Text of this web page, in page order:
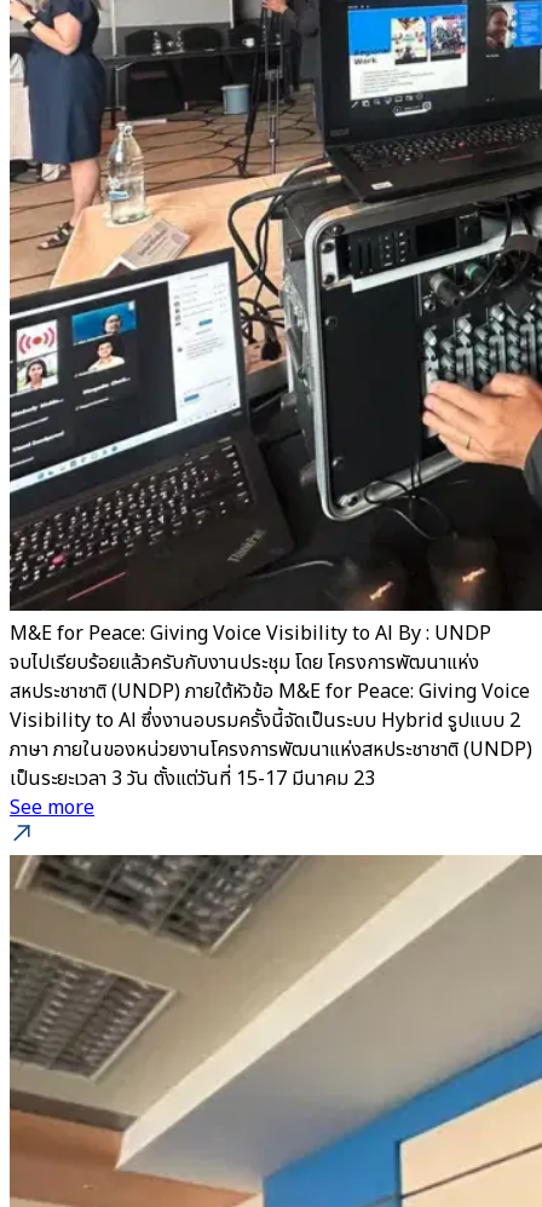
M&E for Peace: Giving Voice Visibility to Al By : UNDP
จบไปเรียบร้อยแล้วครับกับงานประชุม โดย โครงการพัฒนาแห่ง
สหประชาชาติ (UNDP) ภายใต้หัวข้อ M&E for Peace: Giving Voice
Visibility to Al ซึ่งงานอบรมครั้งนี้จัดเป็นระบบ Hybrid รูปแบบ 2
ภาษา ภายในของหน่วยงานโครงการพัฒนาแห่งสหประชาชาติ (UNDP)
เป็นระยะเวลา 3 วัน ตั้งแต่วันที่ 15-17 มีนาคม 23
See more